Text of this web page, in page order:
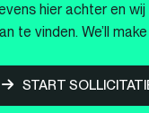
hier achter en wij
te vinden. We’ll
START